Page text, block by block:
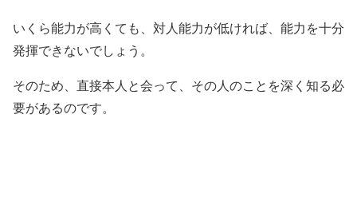
いくら能力が高くても、対人能力が低ければ、能力を十分
発揮できないでしょう。
そのため、直接本人と会って、その人のことを深く知る必
要があるのです。